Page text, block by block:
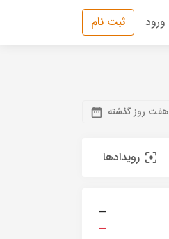
ورود ثبت نام
هفت روز گذشته
رویدادها
—
—